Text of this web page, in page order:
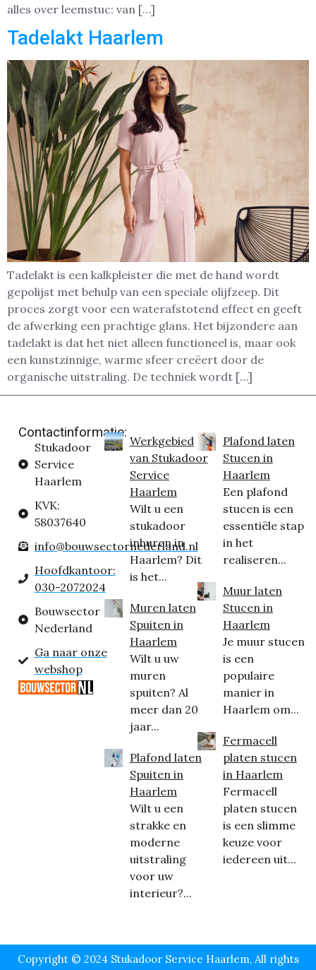
alles over leemstuc: van […]
Tadelakt Haarlem
Tadelakt is een kalkpleister die met de hand wordt
gepolijst met behulp van een speciale olijfzeep. Dit
proces zorgt voor een waterafstotend effect en geeft
de afwerking een prachtige glans. Het bijzondere aan
tadelakt is dat het niet alleen functioneel is, maar ook
een kunstzinnige, warme sfeer creëert door de
organische uitstraling. De techniek wordt […]
Contactinformatie:
Stukadoor
Service
Haarlem
KVK:
58037640
info@bouwsectornederland.nl
Hoofdkantoor:
030-2072024
Bouwsector
Nederland
Ga naar onze
webshop
Werkgebied
van Stukadoor
Service
Haarlem
Wilt u een
stukadoor
inhuren in
Haarlem? Dit
is het...
Muren laten
Spuiten in
Haarlem
Wilt u uw
muren
spuiten? Al
meer dan 20
jaar...
Plafond laten
Spuiten in
Haarlem
Wilt u een
strakke en
moderne
uitstraling
voor uw
interieur?...
Plafond laten
Stucen in
Haarlem
Een plafond
stucen is een
essentiële stap
in het
realiseren...
Muur laten
Stucen in
Haarlem
Je muur stucen
is een
populaire
manier in
Haarlem om...
Fermacell
platen stucen
in Haarlem
Fermacell
platen stucen
is een slimme
keuze voor
iedereen uit...
Copyright © 2024 Stukadoor Service Haarlem, All rights